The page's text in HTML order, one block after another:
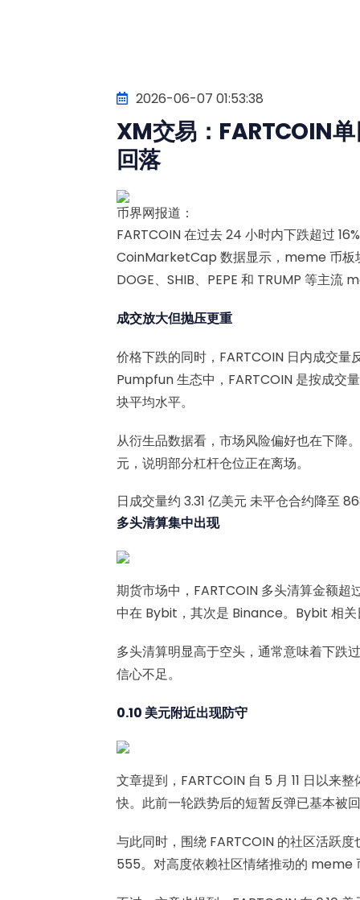
2026-06-07 01:53:38
XM交易：FARTCOIN
回落
币界网报道：
FARTCOIN 在过去 24 小时内下跌超过
CoinMarketCap 数据显示，meme 币板
DOGE、SHIB、PEPE 和 TRUMP 等主流
成交放大但抛压更重
价格下跌的同时，FARTCOIN 日内成交量
Pumpfun 生态中，FARTCOIN 是按成交
块平均水平。
从衍生品数据看，市场风险偏好也在下降
元，说明部分杠杆仓位正在离场。
日成交量约 3.31 亿美元 未平仓合约降至
多头清算集中出现
期货市场中，FARTCOIN 多头清算金额
中在 Bybit，其次是 Binance。Bybit 相关
多头清算明显高于空头，通常意味着下跌
信心不足。
0.10 美元附近出现防守
文章提到，FARTCOIN 自 5 月 11 日以来
快。此前一轮跌势后的短暂反弹已基本被
与此同时，围绕 FARTCOIN 的社区活跃
555。对高度依赖社区情绪推动的 meme